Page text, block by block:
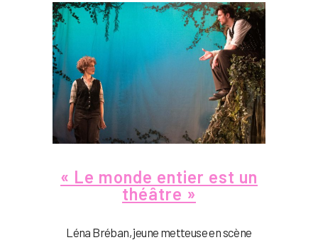
« Le monde entier est un
théâtre »
Léna Bréban, jeune metteuse en scène